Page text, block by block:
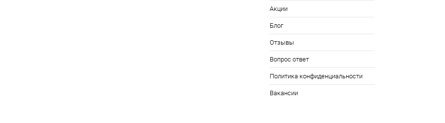
Акции
Блог
Отзывы
Вопрос ответ
Политика конфиденциальности
Вакансии